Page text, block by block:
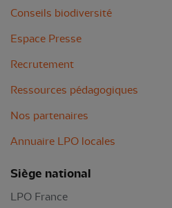
Conseils biodiversité
Espace Presse
Recrutement
Ressources pédagogiques
Nos partenaires
Annuaire LPO locales
Siège national
LPO France